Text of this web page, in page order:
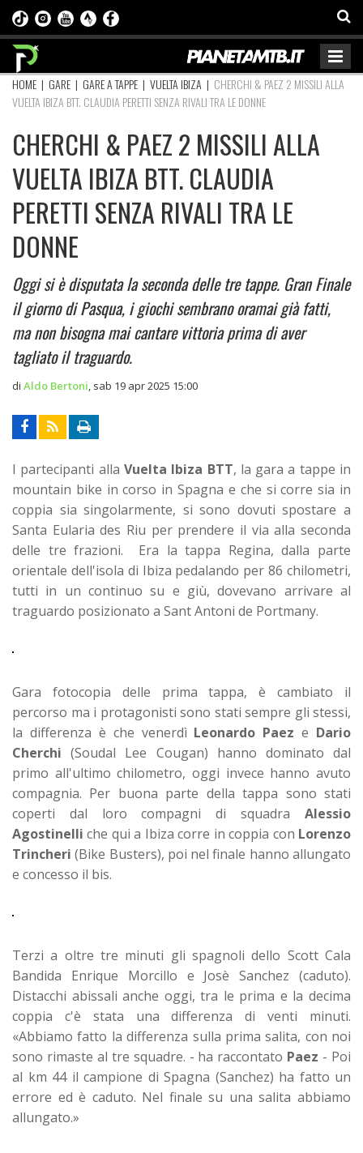
HOME | GARE | GARE A TAPPE | VUELTA IBIZA | CHERCHI & PAEZ 2 MISSILI ALLA
VUELTA IBIZA BTT. CLAUDIA PERETTI SENZA RIVALI TRA LE DONNE
CHERCHI & PAEZ 2 MISSILI ALLA
VUELTA IBIZA BTT. CLAUDIA
PERETTI SENZA RIVALI TRA LE
DONNE
Oggi si è disputata la seconda delle tre tappe. Gran Finale
il giorno di Pasqua, i giochi sembrano oramai già fatti,
ma non bisogna mai cantare vittoria prima di aver
tagliato il traguardo.
di Aldo Bertoni sab 19 apr 2025 15:00
I partecipanti alla Vuelta Ibiza BTT, la gara a tappe in
mountain bike in corso in Spagna e che si corre sia in
coppia sia singolarmente, si sono dovuti spostare a
Santa Eularia des Riu per prendere il via alla seconda
delle tre frazioni. Era la tappa Regina, dalla parte
orientale dell'isola di Ibiza pedalando per 86 chilometri,
tutti in un continuo su e giù, dovevano arrivare al
traguardo posizionato a Sant Antoni de Portmany.
Gara fotocopia delle prima tappa, è cambiato il
percorso ma i protagonisti sono stati sempre gli stessi,
la differenza è che venerdì Leonardo Paez e Dario
Cherchi (Soudal Lee Cougan) hanno dominato dal
primo all'ultimo chilometro, oggi invece hanno avuto
compagnia. Per buona parte della tappa sono stati
coperti dal loro compagni di squadra Alessio
Agostinelli che qui a Ibiza corre in coppia con Lorenzo
Trincheri (Bike Busters), poi nel finale hanno allungato
e concesso il bis.
Terzi a oltre tre minuti gli spagnoli dello Scott Cala
Bandida Enrique Morcillo e Josè Sanchez (caduto).
Distacchi abissali anche oggi, tra le prima e la decima
coppia c'è stata una differenza di venti minuti.
«Abbiamo fatto la differenza sulla prima salita, con noi
sono rimaste al tre squadre. - ha raccontato Paez - Poi
al km 44 il campione di Spagna (Sanchez) ha fatto un
errore ed è caduto. Nel finale su una salita abbiamo
allungato.»